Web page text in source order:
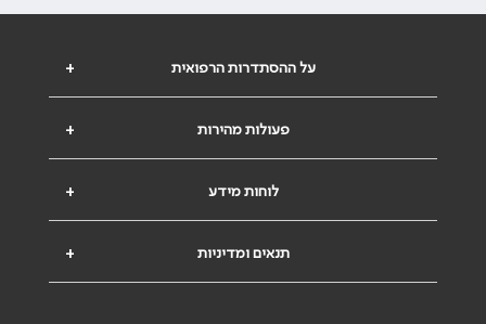
+ על ההסתדרות הרפואית
+ פעולות מהירות
+ לוחות מידע
+ תנאים ומדיניות